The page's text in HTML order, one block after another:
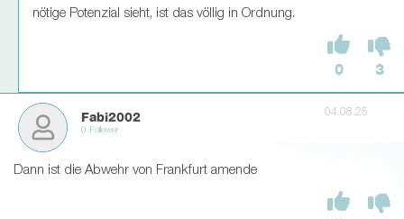
nötige Potenzial sieht, ist das völlig in Ordnung.
0 3
Fabi2002
0 Follower
04.08.25
Dann ist die Abwehr von Frankfurt amende